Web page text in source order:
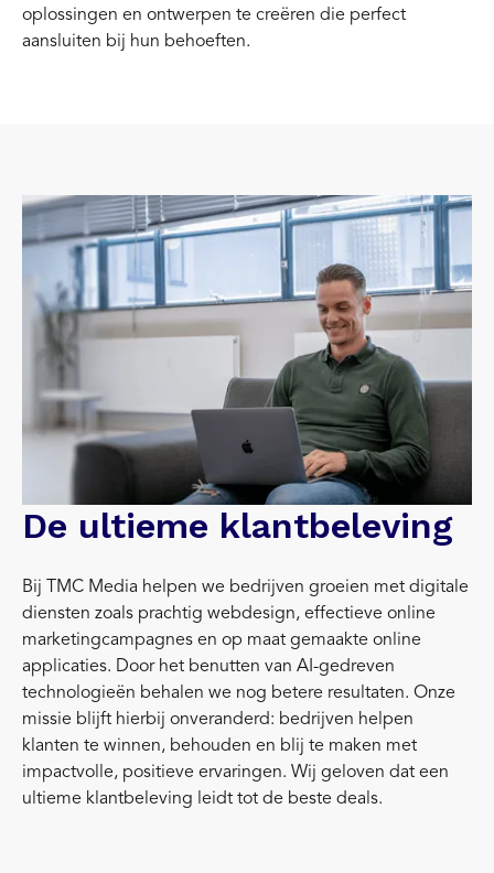
oplossingen en ontwerpen te creëren die perfect
aansluiten bij hun behoeften.
De ultieme klantbeleving
Bij TMC Media helpen we bedrijven groeien met digitale
diensten zoals prachtig webdesign, effectieve online
marketingcampagnes en op maat gemaakte online
applicaties. Door het benutten van AI-gedreven
technologieën behalen we nog betere resultaten. Onze
missie blijft hierbij onveranderd: bedrijven helpen
klanten te winnen, behouden en blij te maken met
impactvolle, positieve ervaringen. Wij geloven dat een
ultieme klantbeleving leidt tot de beste deals.